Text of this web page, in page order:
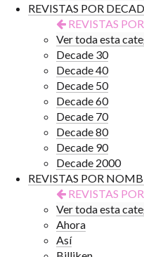
REVISTAS POR
REVISTAS
Ver toda esta
Decade 30
Decade 40
Decade 50
Decade 60
Decade 70
Decade 80
Decade 90
Decade 2000
REVISTAS POR
REVISTAS
Ver toda esta
Ahora
Así